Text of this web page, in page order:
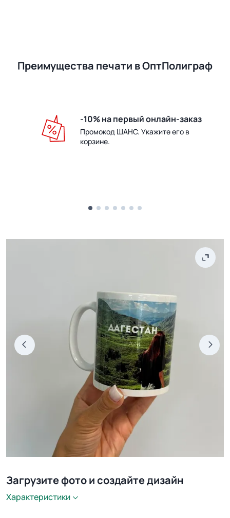
Преимущества печати в ОптПолиграф
-10% на первый онлайн-заказ
Промокод ШАНС. Укажите его в
корзине.
Загрузите фото и создайте дизайн
Характеристики